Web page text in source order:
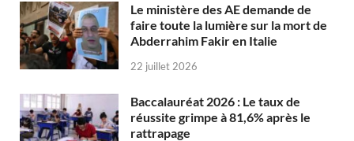
Le ministère des AE demande de
faire toute la lumière sur la mort de
Abderrahim Fakir en Italie
22 juillet 2026
Baccalauréat 2026 : Le taux de
réussite grimpe à 81,6% après le
rattrapage